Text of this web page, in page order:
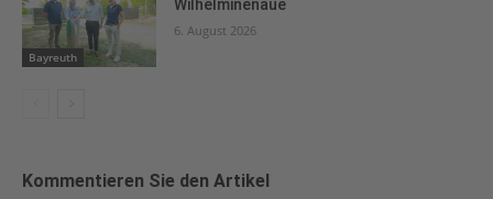
Bayreuth
Wilhelminenaue
6. August 2026
Kommentieren Sie den Artikel